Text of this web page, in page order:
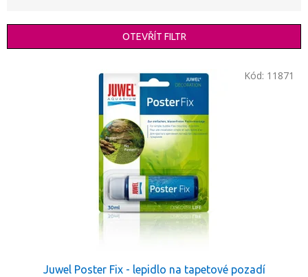
í
OTEVŘÍT FILTR
Juwel Poster Fix - lepidlo na tapetové pozadí
Kód: 11871